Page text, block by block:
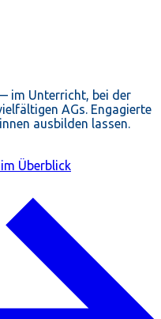
im Unterricht, bei der
AGs. Engagierte
ausbilden lassen.
Überblick